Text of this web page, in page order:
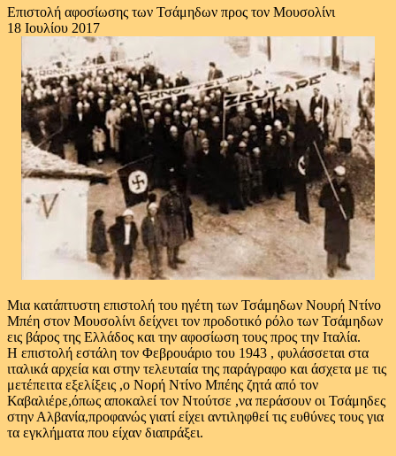
Επιστολή αφοσίωσης των Τσάμηδων προς τον Μουσολίνι
18 Ιουλίου 2017
Μια κατάπτυστη επιστολή του ηγέτη των Τσάμηδων Νουρή Ντίνο
Μπέη στον Μουσολίνι δείχνει τον προδοτικό ρόλο των Τσάμηδων
εις βάρος της Ελλάδος και την αφοσίωση τους προς την Ιταλία.
Η επιστολή εστάλη τον Φεβρουάριο του 1943 , φυλάσσεται στα
ιταλικά αρχεία και στην τελευταία της παράγραφο και άσχετα με τις
μετέπειτα εξελίξεις ,ο Νορή Ντίνο Μπέης ζητά από τον
Καβαλιέρε,όπως αποκαλεί τον Ντούτσε ,να περάσουν οι Τσάμηδες
στην Αλβανία,προφανώς γιατί είχει αντιληφθεί τις ευθύνες τους για
τα εγκλήματα που είχαν διαπράξει.